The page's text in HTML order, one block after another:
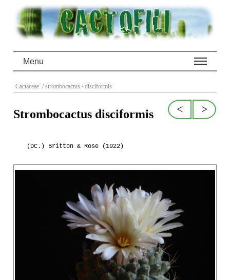
Menu
Cactaceae / strombocactus / disciformis
>
<
Strombocactus disciformis
(DC.) Britton & Rose (1922)